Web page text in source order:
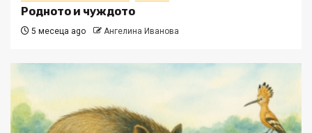
Родното и чуждото
5 месеца ago Ангелина Иванова